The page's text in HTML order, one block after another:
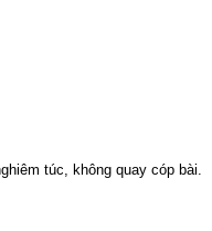
túc, không quay cóp bài.